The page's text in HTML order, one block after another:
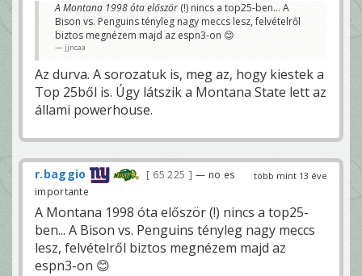
A Montana 1998 óta először(!) nincs a top25-ben... A
Bison vs. Penguins tényleg nagy meccs lesz, felvételről
biztos megnézem majd az espn3-on 😊
jjncaa
Az durva. A sorozatuk is, meg az, hogy kiestek a
Top 25ből is. Úgy látszik a Montana State lett az
állami powerhouse.
több mint 13 éve
r.baggio 65 225
— no es
importante
A Montana 1998 óta először (!) nincs a top25-
ben... A Bison vs. Penguins tényleg nagy meccs
lesz, felvételről biztos megnézem majd az
espn3-on 😊